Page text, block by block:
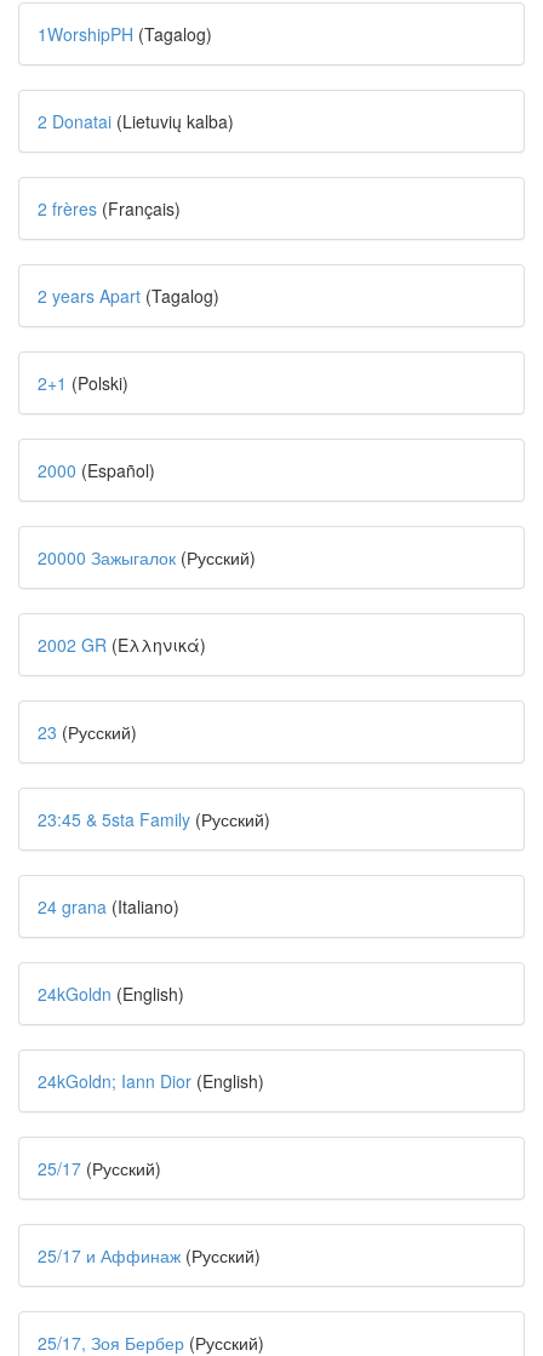
1WorshipPH (Tagalog)
2 Donatai (Lietuvių kalba)
2 frères (Français)
2 years Apart (Tagalog)
2+1 (Polski)
2000 (Español)
20000 Зажыгалок (Русский)
2002 GR (Ελληνικά)
23 (Русский)
23:45 & 5sta Family (Русский)
24 grana (Italiano)
24kGoldn (English)
24kGoldn; Iann Dior (English)
25/17 (Русский)
25/17 и Аффинаж (Русский)
25/17, Зоя Бербер (Русский)